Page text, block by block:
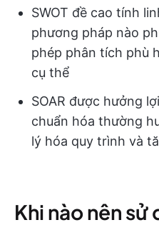
SWOT đề cao tính
phương pháp nào
phép phân tích phù
cụ thể
SOAR được hưởng
chuẩn hóa thường
lý hóa quy trình và
Khi nào nên sử